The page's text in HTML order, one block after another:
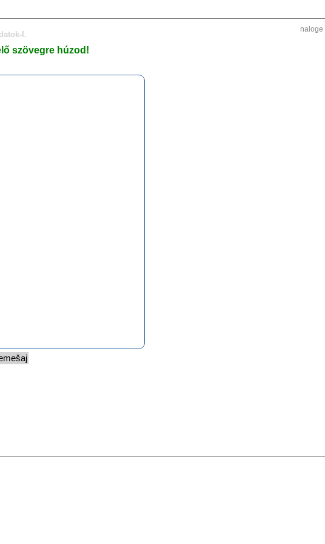
naloge
I.
szövegre húzod!